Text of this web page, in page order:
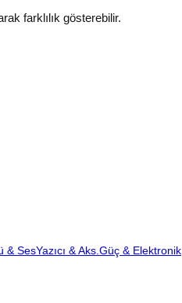
farklılık gösterebilir.
& SesYazıcı & Aks.Güç & Elektronik